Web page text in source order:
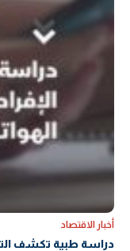
أخبار الاقتصاد
دراسة طبية تكشف